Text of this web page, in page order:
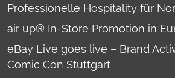
Professionelle Hospitality für
air up® In-Store Promotion in
eBay Live goes live – Brand
Comic Con Stuttgart